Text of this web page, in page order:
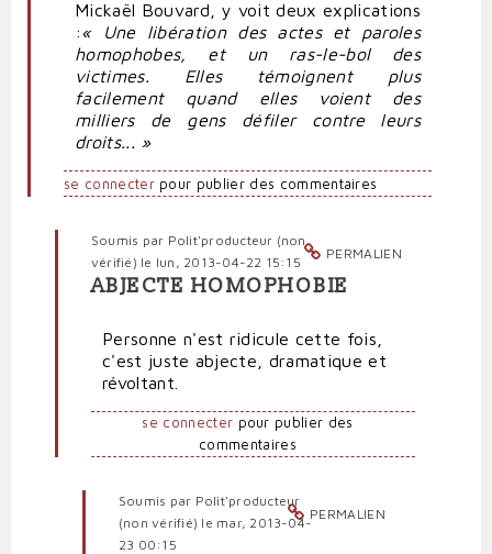
Mickaël Bouvard, y voit deux explications
:« Une libération des actes et paroles
homophobes, et un ras-le-bol des
victimes. Elles témoignent plus
facilement quand elles voient des
milliers de gens défiler contre leurs
droits... »
se connecterpour publier des commentaires
PERMALIEN
Soumis par Polit'producteur (non
vérifié) le lun, 2013-04-22 15:15
En
VIDEO.
Deux
agressés
sortie
d'une
boîte
ABJECTE HOMOPHOBIE
Personne n'est ridicule cette fois,
c'est juste abjecte, dramatique et
révoltant.
se connecter pour publier des
commentaires
PERMALIEN
Soumis par Polit'producteur
(non vérifié) le mar, 2013-04-
23 00:15